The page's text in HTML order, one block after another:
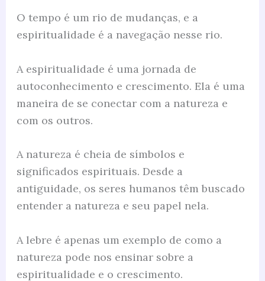
O tempo é um rio de mudanças, e a
espiritualidade é a navegação nesse rio.
A espiritualidade é uma jornada de
autoconhecimento e crescimento. Ela é uma
maneira de se conectar com a natureza e
com os outros.
A natureza é cheia de símbolos e
significados espirituais. Desde a
antiguidade, os seres humanos têm buscado
entender a natureza e seu papel nela.
A lebre é apenas um exemplo de como a
natureza pode nos ensinar sobre a
espiritualidade e o crescimento.